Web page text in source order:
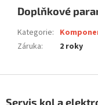
Doplňkové
Kategorie:
Záruka: 2 roky
Servis kol a